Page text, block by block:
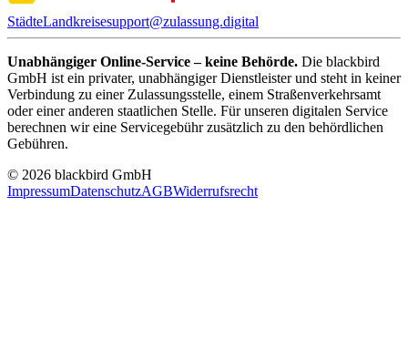
StädteLandkreisesupport@zulassung.digital
Unabhängiger Online-Service – keine Behörde. Die blackbird
GmbH ist ein privater, unabhängiger Dienstleister und steht in keiner
Verbindung zu einer Zulassungsstelle, einem Straßenverkehrsamt
oder einer anderen staatlichen Stelle. Für unseren digitalen Service
berechnen wir eine Servicegebühr zusätzlich zu den behördlichen
Gebühren.
© 2026 blackbird GmbH
ImpressumDatenschutzAGBWiderrufsrecht